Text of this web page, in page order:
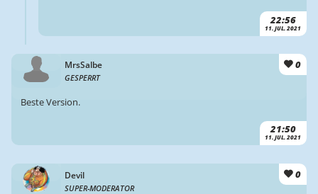
22:56
11. JUL. 2021
MrsSalbe
GESPERRT
0
21:50
11. JUL. 2021
Beste Version.
Devil
SUPER-MODERATOR
0